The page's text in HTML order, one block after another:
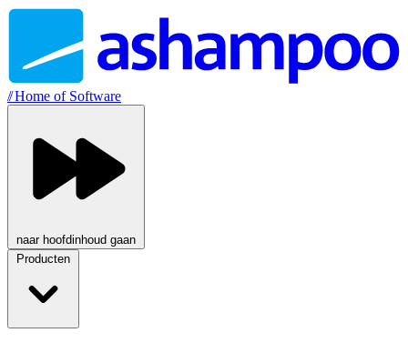
//Home of Software
naar hoofdinhoud gaan
Producten